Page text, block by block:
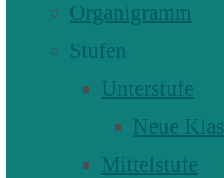
Organigramm
Stufen
Unterstufe
Neue
Mittelstufe